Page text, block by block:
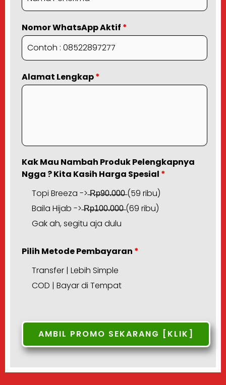
Nomor WhatsApp Aktif *
Alamat Lengkap*
Kak Mau Nambah Produk Pelengkapnya
Ngga ? Kita Kasih Harga Spesial *
Topi Breeza -> ̶R̶p̶9̶0̶.̶0̶0̶0̶ (59 ribu)
Baila Hijab -> ̶R̶p̶1̶0̶0̶.̶0̶0̶0̶ (69 ribu)
Gak ah, segitu aja dulu
Pilih Metode Pembayaran *
Transfer | Lebih Simple
COD | Bayar di Tempat